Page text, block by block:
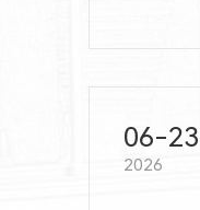
06-23
2026